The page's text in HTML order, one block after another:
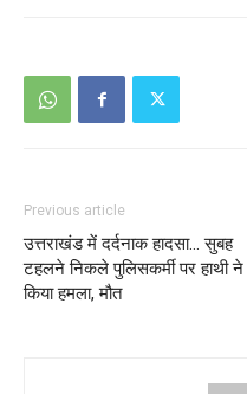
Previous article
उत्तराखंड में दर्दनाक हादसा… सुबह
टहलने निकले पुलिसकर्मी पर हाथी ने
किया हमला, मौत